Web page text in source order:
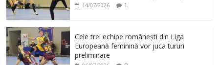
14/07/2026 1
Cele trei echipe românești din Liga
Europeană feminină vor juca tururi
preliminare